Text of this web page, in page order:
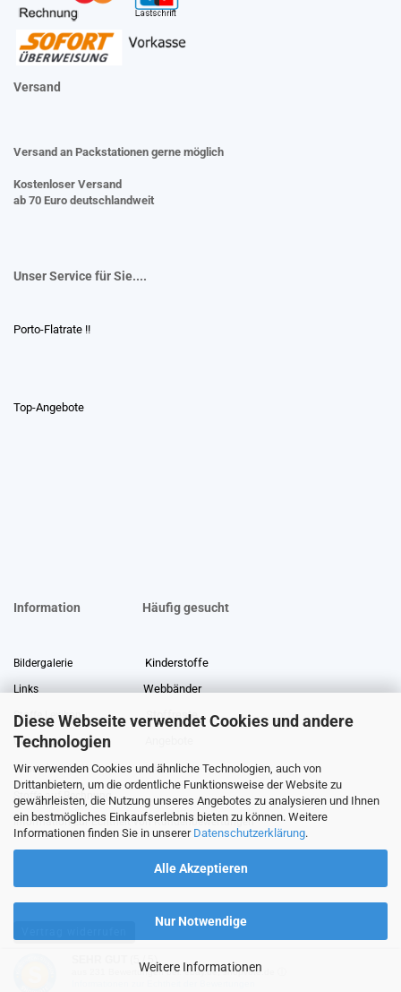
Diese Webseite verwendet Cookies und andere
Technologien
Wir verwenden Cookies und ähnliche Technologien, auch von
Drittanbietern, um die ordentliche Funktionsweise der Website zu
gewährleisten, die Nutzung unseres Angebotes zu analysieren und Ihnen
ein bestmögliches Einkaufserlebnis bieten zu können. Weitere
Informationen finden Sie in unserer Datenschutzerklärung.
Alle Akzeptieren
Nur Notwendige
Weitere Informationen
Versand
Versand an Packstationen gerne möglich
Kostenloser Versand
ab 70 Euro deutschlandweit
Unser Service für Sie....
Porto-Flatrate !!
Top-Angebote
Information Häufig gesucht
Bildergalerie Kinderstoffe
Links Webbänder
Stoffe Lexikon Stoffreste
Über uns
Gewerberabatt Meterware
Stoffe auf Rechnung
Information zur Echtheit von Kundenbewertungen
(5 / 5)
Bewertungen bei: ebay.de, shopvote.de ⓘ